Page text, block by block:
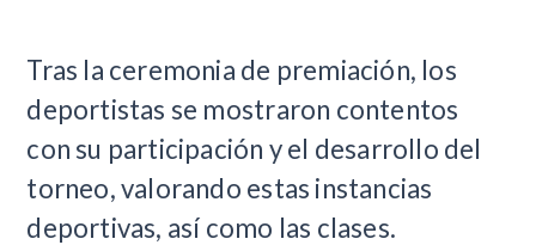
Tras la ceremonia de premiación, los
deportistas se mostraron contentos
con su participación y el desarrollo del
torneo, valorando estas instancias
deportivas, así como las clases.